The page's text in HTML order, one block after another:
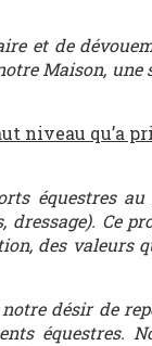
et de
Maison, une
niveau qu’a
équestres
dressage). Ce
des valeurs
désir de
équestres.